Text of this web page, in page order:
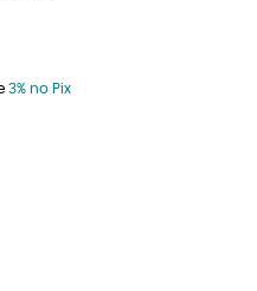
3% no Pix